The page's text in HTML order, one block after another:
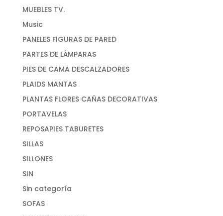
MUEBLES TV.
Music
PANELES FIGURAS DE PARED
PARTES DE LÁMPARAS
PIES DE CAMA DESCALZADORES
PLAIDS MANTAS
PLANTAS FLORES CAÑAS DECORATIVAS
PORTAVELAS
REPOSAPIES TABURETES
SILLAS
SILLONES
SIN
Sin categoría
SOFAS